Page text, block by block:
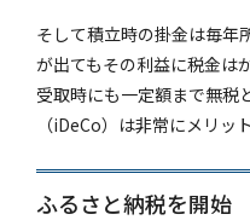
そして積立時の掛金は毎年
が出てもその利益に税金は
受取時にも一定額まで無税
（iDeCo）は非常にメリッ
ふるさと納税を開始